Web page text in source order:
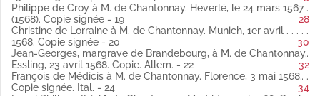
Copie signée.
Fol. 22 Jean-Georges, margrave de Brandebourg, à M. de
Chantonnay. Essling, 23 avril 1568 allemand
Copie.
Fol. 24 François de Médicis à M. de Chantonnay. Florence, 3 mai
1568 italien
Copie signée.
Fol. 26 Le roi Philippe II à M. de Chantonnay. Madrid, 7 mai 1568
Philippe de Croy à M. de Chantonnay. Heverlé, le 24 mars 1567
(1568). Copie signée - 19
28
Christine de Lorraine à M. de Chantonnay. Munich, 1er avril
1568. Copie signée - 20
30
Jean-Georges, margrave de Brandebourg, à M. de Chantonnay.
Essling, 23 avril 1568. Copie. Allem. - 22
32
François de Médicis à M. de Chantonnay. Florence, 3 mai 1568.
Copie signée. Ital. - 24
34